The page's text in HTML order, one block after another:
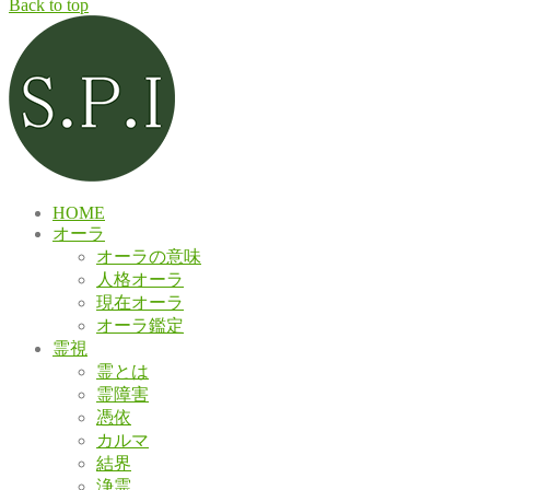
Back to top
HOME
オーラ
オーラの意味
人格オーラ
現在オーラ
オーラ鑑定
霊視
霊とは
霊障害
憑依
カルマ
結界